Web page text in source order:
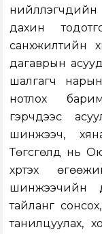
дахин
санхүүжилтийн
дагаврын
шалгагч
нотлох
гэрчүүдээс
шинжээч,
Төгсгөлд нь
хүртэх
шинжээчийн
тайланг
танилцуулах,